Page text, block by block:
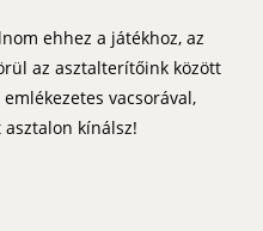
ehhez a játékhoz, az
az asztalterítőink között
vacsorával,
kínálsz!